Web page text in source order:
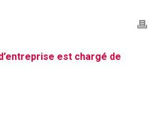
est chargé de